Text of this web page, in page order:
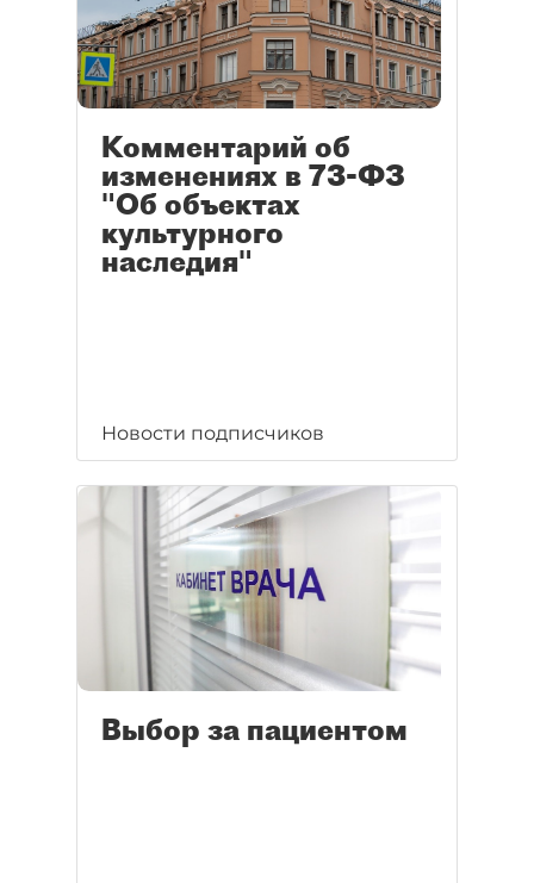
Комментарий об
изменениях в 73-ФЗ
"Об объектах
культурного
наследия"
Новости подписчиков
Выбор за пациентом